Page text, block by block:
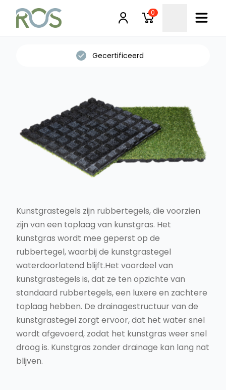
0
Kunstgrastegels zijn rubbertegels, die voorzien
zijn van een toplaag van kunstgras. Het
kunstgras wordt mee geperst op de
rubbertegel, waarbij de kunstgrastegel
waterdoorlatend blijft.Het voordeel van
kunstgrastegels is, dat ze ten opzichte van
standaard rubbertegels, een luxere en zachtere
toplaag hebben. De drainagestructuur van de
kunstgrastegel zorgt ervoor, dat het water snel
wordt afgevoerd, zodat het kunstgras weer snel
droog is. Kunstgras zonder drainage kan lang nat
blijven.